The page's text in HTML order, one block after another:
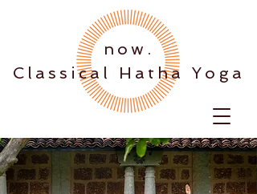
.now
Classical Hatha Yoga